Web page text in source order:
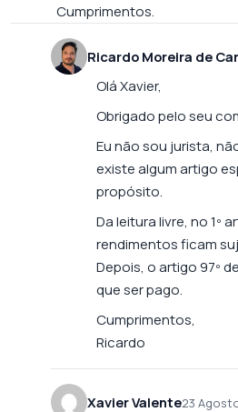
Cumprimentos.
Ricardo Moreira de
Olá Xavier,
Obrigado pelo seu
Eu não sou jurista,
existe algum artigo
propósito.
Da leitura livre, no 1º
rendimentos ficam
Depois, o artigo 97º
que ser pago.
Cumprimentos,
Ricardo
Xavier Valente23